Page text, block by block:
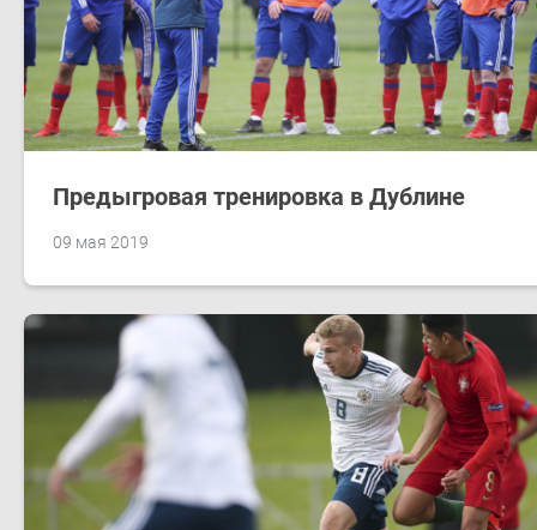
09 мая 2019
Предыгровая тренировка в Дублине